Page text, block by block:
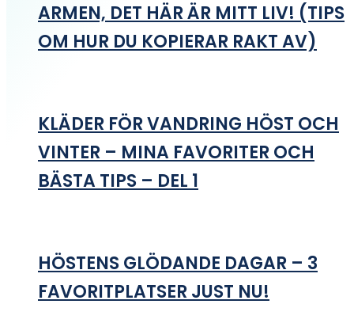
ARMEN, DET HÄR ÄR MITT LIV! (TIPS
OM HUR DU KOPIERAR RAKT AV)
KLÄDER FÖR VANDRING HÖST OCH
VINTER – MINA FAVORITER OCH
BÄSTA TIPS – DEL 1
HÖSTENS GLÖDANDE DAGAR – 3
FAVORITPLATSER JUST NU!